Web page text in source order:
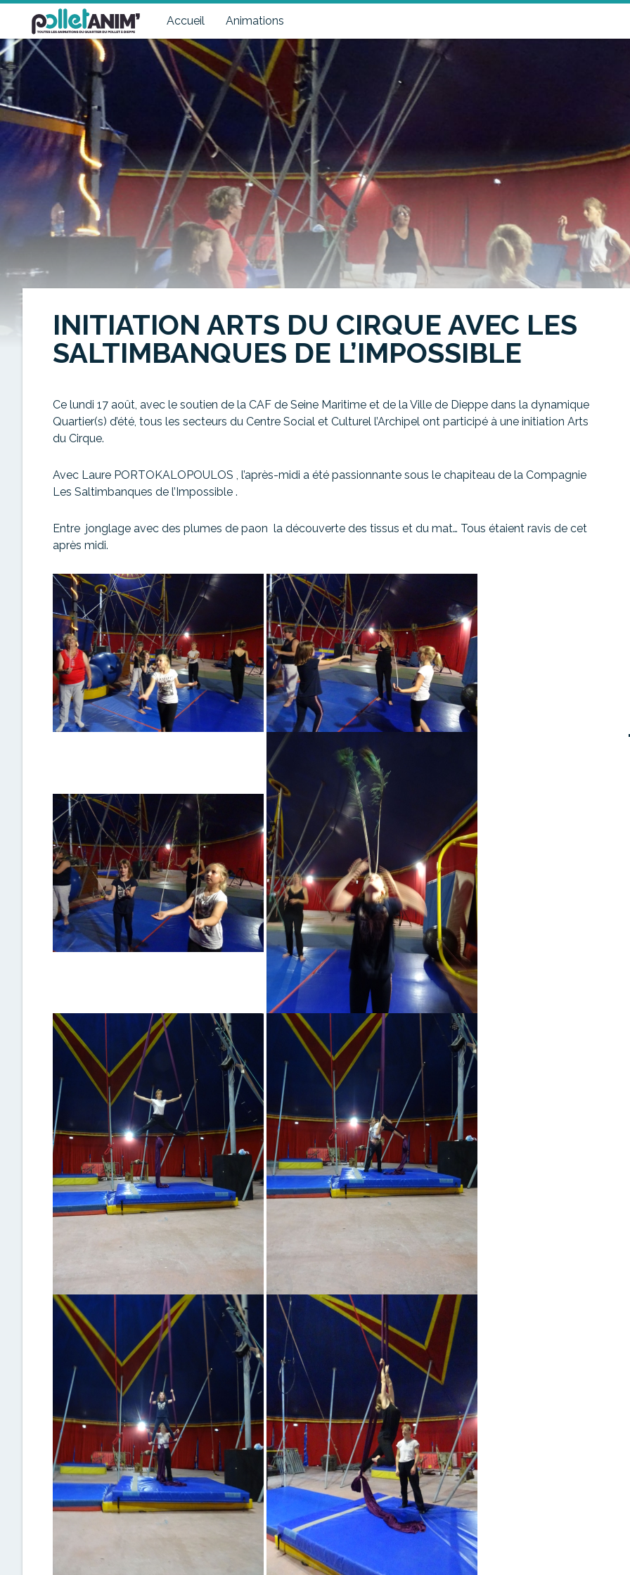
Accueil Animations
Pollet Anim'
Toutes les animations du quartier du Pollet à Dieppe
INITIATION ARTS DU CIRQUE AVEC LES
SALTIMBANQUES DE L’IMPOSSIBLE
Ce lundi 17 août, avec le soutien de la CAF de Seine Maritime et de la Ville de Dieppe dans la dynamique
Quartier(s) d’été, tous les secteurs du Centre Social et Culturel l’Archipel ont participé à une initiation Arts
du Cirque.
Avec Laure PORTOKALOPOULOS , l’après-midi a été passionnante sous le chapiteau de la Compagnie
Les Saltimbanques de l’Impossible .
Entre jonglage avec des plumes de paon la découverte des tissus et du mat… Tous étaient ravis de cet
après midi.